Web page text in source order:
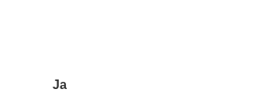
Ja